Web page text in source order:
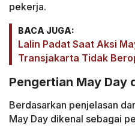
pekerja.
BACA JUGA:
Lalin Padat Saat Aksi
Transjakarta Tidak
Pengertian May Day
Berdasarkan penjelasan
May Day dikenal sebagai